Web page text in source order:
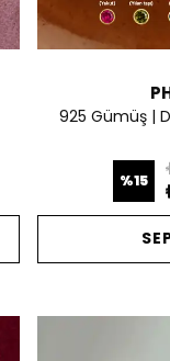
925 Gümüş |
%15